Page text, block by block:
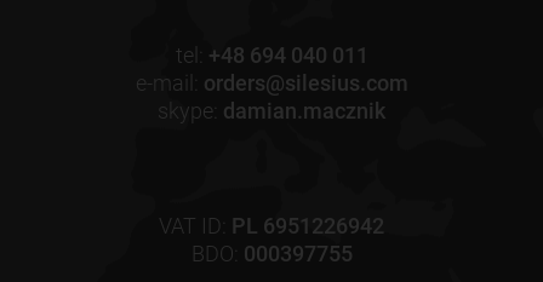
tel: +48 694 040 011
e-mail: orders@silesius.com
skype: damian.macznik
VAT ID: PL 6951226942
BDO: 000397755